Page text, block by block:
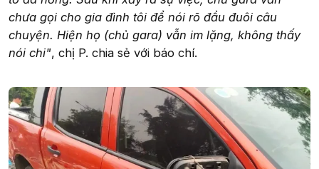
chưa gọi cho gia đình tôi để nói rõ đầu đuôi câu
chuyện. Hiện họ (chủ gara) vẫn im lặng, không thấy
nói chi", chị P. chia sẻ với báo chí.